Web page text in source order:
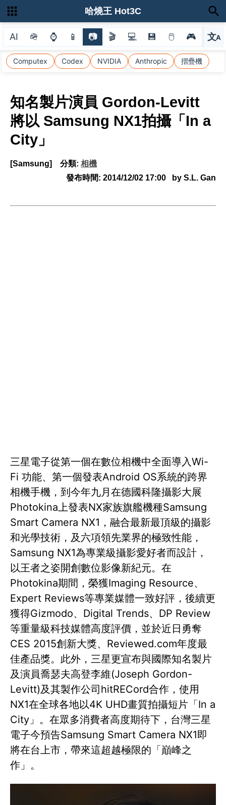
AI 🪖 ⌚ 📱 📷 🎬 💻 💾 🖱 🎮 文A
選
Computex Codex NVIDIA Anthropic 摺疊機
哈燒王 Hot3C
知名製片演員 Gordon-Levitt
將以 Samsung NX1拍攝「In a
City」
[Samsung] 分類: 相機
發布時間: 2014/12/02 17:00 by S.L. Gan
三星電子從第一個在數位相機中全面導入Wi-
Fi 功能、第一個發表Android OS系統的跨界
相機手機，到今年九月在德國科隆攝影大展
Photokina上發表NX家族旗艦機種Samsung
Smart Camera NX1，融合最新最頂級的攝影
和光學技術，及六項領先業界的極致性能，
Samsung NX1為專業級攝影愛好者而設計，
以王者之姿開創數位影像新紀元。在
Photokina期間，榮獲Imaging Resource、
Expert Reviews等專業媒體一致好評，後續更
獲得Gizmodo、Digital Trends、DP Review
等重量級科技媒體高度評價，並於近日勇奪
CES 2015創新大獎、Reviewed.com年度最
佳產品獎。此外，三星更宣布與國際知名製片
及演員喬瑟夫高登李維(Joseph Gordon-
Levitt)及其製作公司hitRECord合作，使用
NX1在全球各地以4K UHD畫質拍攝短片「In a
City」。在眾多消費者高度期待下，台灣三星
電子今預告Samsung Smart Camera NX1即
將在台上市，帶來這超越極限的「巔峰之
作」。